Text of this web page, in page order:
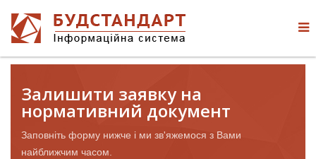
Залишити заявку на
нормативний документ
Заповніть форму нижче і ми зв'яжемося з Вами
найближчим часом.